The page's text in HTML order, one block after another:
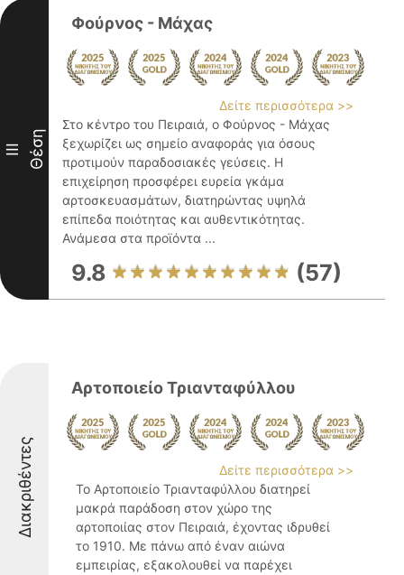
III Θέση
Φούρνος - Μάχας
Δείτε περισσότερα >>
Στο κέντρο του Πειραιά, ο Φούρνος - Μάχας
ξεχωρίζει ως σημείο αναφοράς για όσους
προτιμούν παραδοσιακές γεύσεις. Η
επιχείρηση προσφέρει ευρεία γκάμα
αρτοσκευασμάτων, διατηρώντας υψηλά
επίπεδα ποιότητας και αυθεντικότητας.
Ανάμεσα στα προϊόντα ...
9.8 (57)
Διακριθέντες
Αρτοποιείο Τριανταφύλλου
Δείτε περισσότερα >>
Το Αρτοποιείο Τριανταφύλλου διατηρεί
μακρά παράδοση στον χώρο της
αρτοποιίας στον Πειραιά, έχοντας ιδρυθεί
το 1910. Με πάνω από έναν αιώνα
εμπειρίας, εξακολουθεί να παρέχει